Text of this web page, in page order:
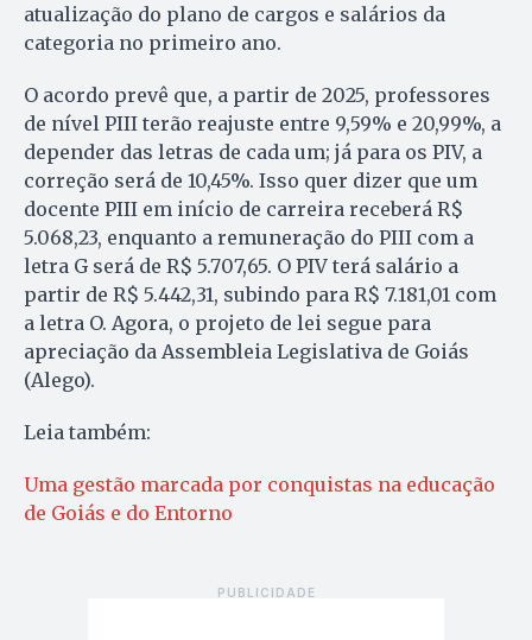
atualização do plano de cargos e salários da
categoria no primeiro ano.
O acordo prevê que, a partir de 2025, professores
de nível PIII terão reajuste entre 9,59% e 20,99%, a
depender das letras de cada um; já para os PIV, a
correção será de 10,45%. Isso quer dizer que um
docente PIII em início de carreira receberá R$
5.068,23, enquanto a remuneração do PIII com a
letra G será de R$ 5.707,65. O PIV terá salário a
partir de R$ 5.442,31, subindo para R$ 7.181,01 com
a letra O. Agora, o projeto de lei segue para
apreciação da Assembleia Legislativa de Goiás
(Alego).
Leia também:
Uma gestão marcada por conquistas na educação
de Goiás e do Entorno